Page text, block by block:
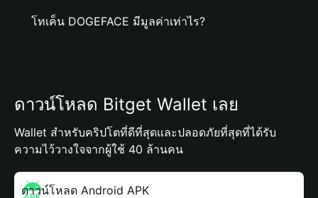
โทเค็น DOGEFACE มีมูลค่าเท่าไร?
ดาวน์โหลด Bitget Wallet เลย
Wallet สำหรับคริปโตที่ดีที่สุดและปลอดภัยที่สุดที่ได้รับ
ความไว้วางใจจากผู้ใช้ 40 ล้านคน
ดาวน์โหลด Android APK